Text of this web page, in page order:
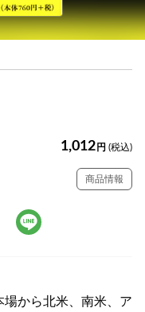
1,012 円 (税込)
商品情報
場から北米、南米、ア